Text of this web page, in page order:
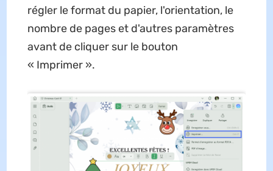
régler le format du papier, l'orientation, le
nombre de pages et d'autres paramètres
avant de cliquer sur le bouton
« Imprimer ».